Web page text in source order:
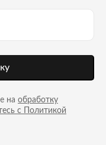
на обработку
с Политикой